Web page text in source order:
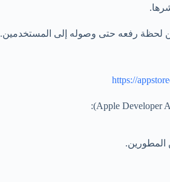
من لحظة رفعه حتى وصوله إلى المستخدمين.
المطورين.